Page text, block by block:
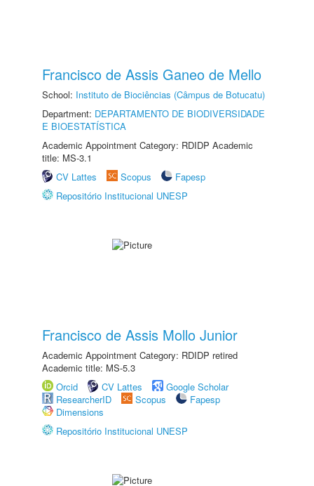
Francisco de Assis Ganeo de Mello
School: Instituto de Biociências (Câmpus de Botucatu)
Department: DEPARTAMENTO DE BIODIVERSIDADE
E BIOESTATÍSTICA
Academic Appointment Category: RDIDP Academic
title: MS-3.1
CV Lattes
Scopus
Fapesp
Repositório Institucional UNESP
Francisco de Assis Mollo Junior
Academic Appointment Category: RDIDP retired
Academic title: MS-5.3
Orcid
CV Lattes
Google Scholar
ResearcherID
Scopus
Fapesp
Dimensions
Repositório Institucional UNESP